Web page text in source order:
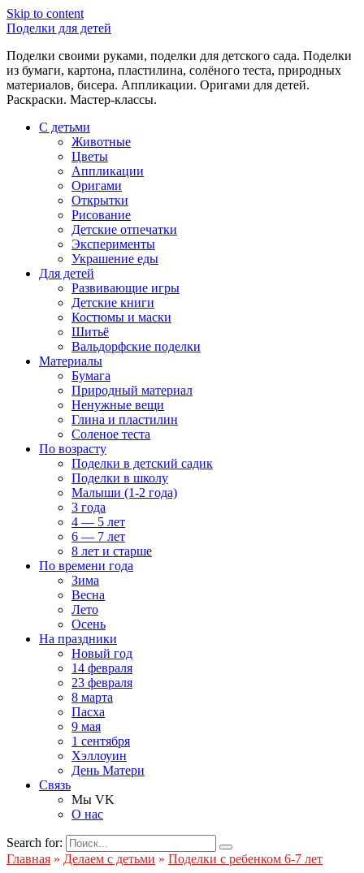
Skip to content
Поделки для детей
Поделки своими руками, поделки для детского сада. Поделки
из бумаги, картона, пластилина, солёного теста, природных
материалов, бисера. Аппликации. Оригами для детей.
Раскраски. Мастер-классы.
С детьми
Животные
Цветы
Аппликации
Оригами
Открытки
Рисование
Детские отпечатки
Эксперименты
Украшение еды
Для детей
Развивающие игры
Детские книги
Костюмы и маски
Шитьё
Вальдорфские поделки
Материалы
Бумага
Природный материал
Ненужные вещи
Глина и пластилин
Соленое теста
По возрасту
Поделки в детский садик
Поделки в школу
Малыши (1-2 года)
3 года
4 — 5 лет
6 — 7 лет
8 лет и старше
По времени года
Зима
Весна
Лето
Осень
На праздники
Новый год
14 февраля
23 февраля
8 марта
Пасха
9 мая
1 сентября
Хэллоуин
День Матери
Связь
Мы VK
О нас
Search for:
Главная » Делаем с детьми » Поделки с ребенком 6-7 лет